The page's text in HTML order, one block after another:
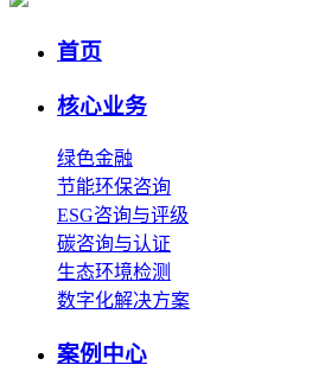
首页
核心业务
绿色金融
节能环保咨询
ESG咨询与评级
碳咨询与认证
生态环境检测
数字化解决方案
案例中心